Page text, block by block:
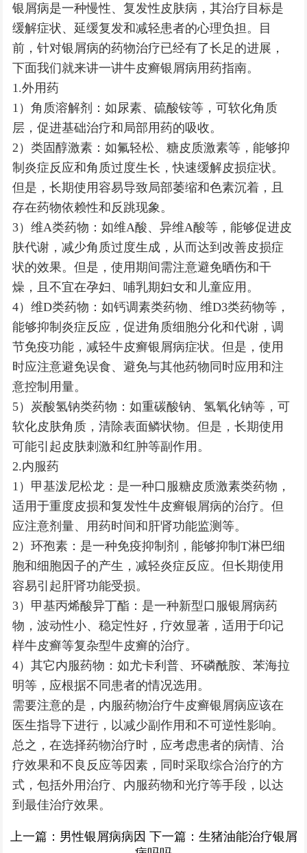
银屑病是一种慢性、复发性皮肤病，其治疗目标是
缓解症状、延缓复发和减轻患者的心理负担。目
前，针对银屑病的药物治疗已经有了长足的进展，
下面我们就来讲一讲牛皮癣银屑病用药指南。
1.外用药
1）角质溶解剂：如尿素、硫酸铵等，可软化角质
层，促进基础治疗和局部用药的吸收。
2）类固醇激素：如氟轻松、糖皮质激素等，能够抑
制炎症反应和角质过度生长，快速缓解皮损症状。
但是，长期使用容易导致局部萎缩和色素沉着，且
存在药物依赖性和反跳现象。
3）维A类药物：如维A酸、异维A酸等，能够促进皮
肤代谢，减少角质过度生成，从而达到改善皮损症
状的效果。但是，使用期间需注意避免晒伤和干
燥，且不宜在孕妇、哺乳期妇女和儿童应用。
4）维D类药物：如钙调素类药物、维D3类药物等，
能够抑制炎症反应，促进角质细胞分化和代谢，调
节免疫功能，减轻牛皮癣银屑病症状。但是，使用
时应注意避免误食、避免与其他药物同时应用和注
意控制用量。
5）炭酸氢钠类药物：如重碳酸钠、氢氧化钠等，可
软化皮肤角质，清除表面鳞状物。但是，长期使用
可能引起皮肤刺激和红肿等副作用。
2.内服药
1）甲基泼尼松龙：是一种口服糖皮质激素类药物，
适用于重度皮损和复发性牛皮癣银屑病的治疗。但
应注意剂量、用药时间和肝肾功能监测等。
2）环孢素：是一种免疫抑制剂，能够抑制T淋巴细
胞和细胞因子的产生，减轻炎症反应。但长期使用
容易引起肝肾功能受损。
3）甲基丙烯酸异丁酯：是一种新型口服银屑病药
物，波动性小、稳定性好，疗效显著，适用于印记
样牛皮癣等复杂型牛皮癣的治疗。
4）其它内服药物：如尤卡利普、环磷酰胺、苯海拉
明等，应根据不同患者的情况选用。
需要注意的是，内服药物治疗牛皮癣银屑病应该在
医生指导下进行，以减少副作用和不可逆性影响。
总之，在选择药物治疗时，应考虑患者的病情、治
疗效果和不良反应等因素，同时采取综合治疗的方
式，包括外用治疗、内服药物和光疗等手段，以达
到最佳治疗效果。
上一篇： 男性银屑病病因 下一篇： 生猪油能治疗银屑